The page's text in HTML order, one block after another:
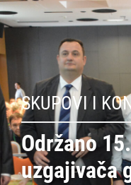
SKUPOVI I
Održano
uzgajivača